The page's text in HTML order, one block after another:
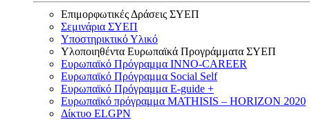
Επιμορφωτικές Δράσεις ΣΥΕΠ
Σεμινάρια ΣΥΕΠ
Υποστηρικτικό Υλικό
Υλοποιηθέντα Ευρωπαϊκά Προγράμματα ΣΥΕΠ
Ευρωπαϊκό Πρόγραμμα INNO-CAREER
Ευρωπαϊκό Πρόγραμμα Social Self
Ευρωπαϊκό Πρόγραμμα E-guide +
Ευρωπαϊκό πρόγραμμα MATHISIS – HORIZON 2020
Δίκτυο ELGPN